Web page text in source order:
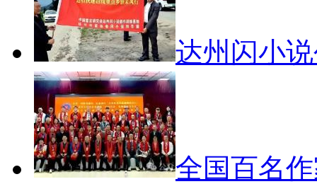
达州闪小
全国百名